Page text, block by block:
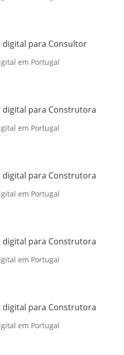
digital para Consultor
em Portugal
digital para Construtora
em Portugal
digital para Construtora
em Portugal
digital para Construtora
em Portugal
digital para Construtora
em Portugal